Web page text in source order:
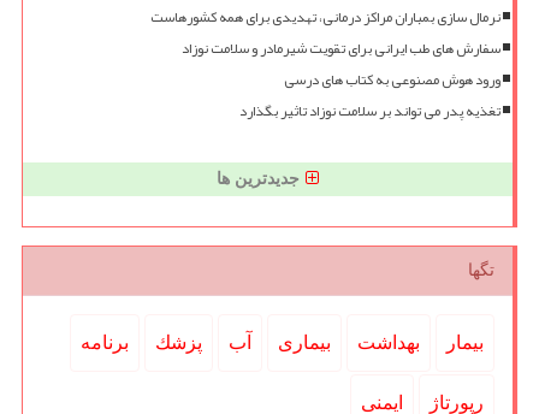
نرمال سازی بمباران مراکز درمانی، تهدیدی برای همه کشورهاست
سفارش های طب ایرانی برای تقویت شیرمادر و سلامت نوزاد
ورود هوش مصنوعی به کتاب های درسی
تغذیه پدر می تواند بر سلامت نوزاد تاثیر بگذارد
جدیدترین ها
تگها
بیمار بهداشت بیماری آب پزشك برنامه
رپورتاژ ایمنی